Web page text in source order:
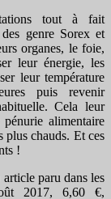
tout à fait
genre Sorex et
organes, le foie,
leur énergie, les
leur température
puis revenir
Cela leur
alimentaire
plus chauds. Et ces
!
paru dans les
2017, 6,60 €,